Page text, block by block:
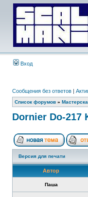
Вход
Сообщения без ответов |
Список форумов »
Dornier Do-217
Версия для печати
Автор
Паша